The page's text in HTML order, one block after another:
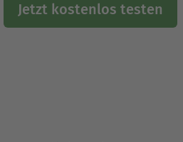
Jetzt kostenlos testen